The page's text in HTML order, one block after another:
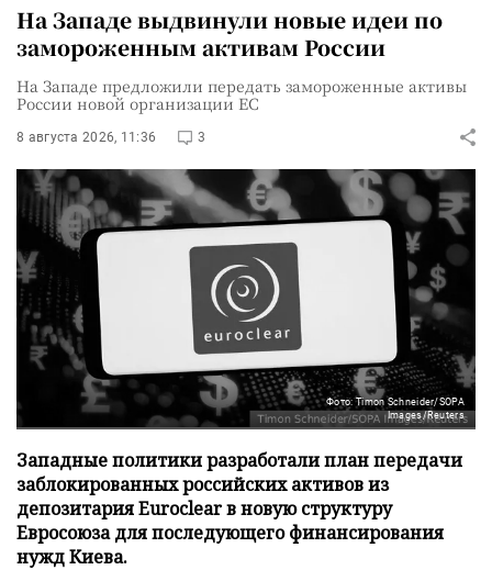
На Западе выдвинули новые идеи по
замороженным активам России
На Западе предложили передать замороженные активы
России новой организации ЕС
8 августа 2026, 11:36 3
Фото: Timon Schneider/SOPA
Images/Reuters
Западные политики разработали план передачи
заблокированных российских активов из
депозитария Euroclear в новую структуру
Евросоюза для последующего финансирования
нужд Киева.